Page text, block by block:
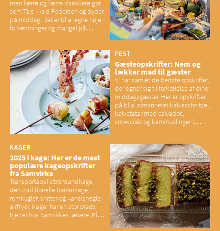
men færre og færre danskere gør
som Tajs Hviid Pedersen og byder
på middag. Det er bl.a. egne høje
forventninger og mangel på
have konsekvenser for vores
sociale fællesskaber
FEST
Gæsteopskrifter: Nem og
lækker mad til gæster
Vi har samlet de bedste opskrifter,
der egner sig til forkælelse af dine
middagsgæster. Her er opskrifter
på bl.a. ølmarineret kalveschnitzel,
kalvetatar med calvados,
snowcrab og kammuslinger i
KAGER
2025 i kage: Her er de mest
populære kageopskrifter
fra Samvirke
Transportabel citronsandkage,
den traditionelle banankage,
romkugler, snitter og kanelsnegle i
airfryer. Kager har en stor plads i
hjertet hos Samvirkes læsere. Kig